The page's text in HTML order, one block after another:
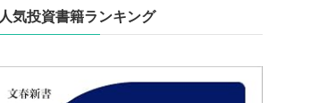
人気投資書籍ランキング